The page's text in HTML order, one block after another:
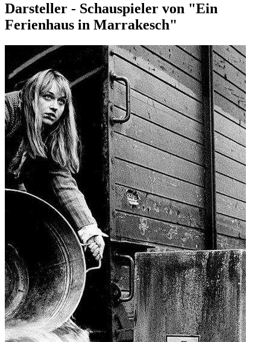
Darsteller - Schauspieler von "Ein
Ferienhaus in Marrakesch"